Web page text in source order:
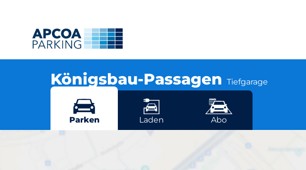
Königsbau-Passagen Tiefgarage
Mehr Standorte in Stuttgart
Parken Laden Abo